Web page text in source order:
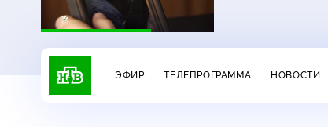
ЭФИР ТЕЛЕПРОГРАММА НОВОСТИ